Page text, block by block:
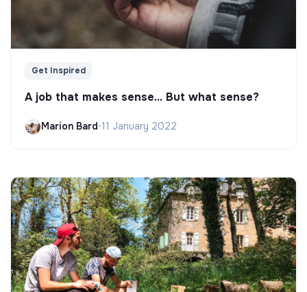
Get Inspired
A job that makes sense... But what sense?
Marion Bard•11 January 2022